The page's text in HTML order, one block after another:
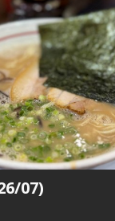
07)